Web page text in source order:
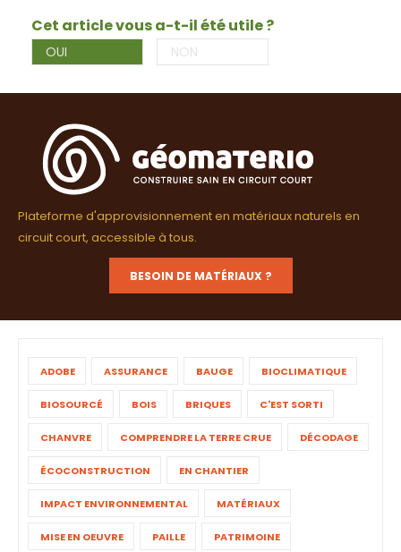
Cet article vous a-t-il été utile ?
OUI NON
Plateforme d'approvisionnement en matériaux naturels en
circuit court, accessible à tous.
BESOIN DE MATÉRIAUX ?
ADOBE ASSURANCE BAUGE BIOCLIMATIQUE
BIOSOURCÉ BOIS BRIQUES C'EST SORTI
CHANVRE COMPRENDRE LA TERRE CRUE DÉCODAGE
ÉCOCONSTRUCTION EN CHANTIER
IMPACT ENVIRONNEMENTAL MATÉRIAUX
MISE EN OEUVRE PAILLE PATRIMOINE